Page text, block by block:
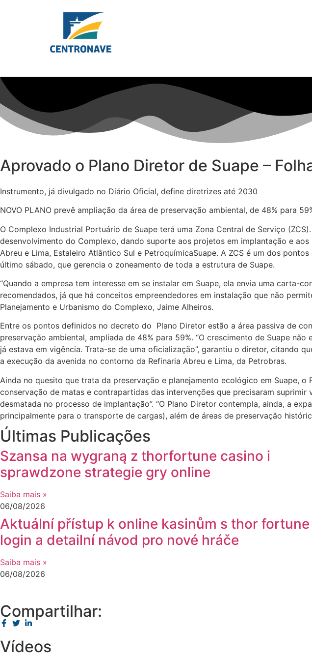
Aprovado o Plano Diretor de Suape –
Instrumento, já divulgado no Diário Oficial, define diretrizes até 2030
NOVO PLANO prevê ampliação da área de preservação ambiental, de 48% para
O Complexo Industrial Portuário de Suape terá uma Zona Central de Serviço
desenvolvimento do Complexo, dando suporte aos projetos em implantação e
Abreu e Lima, Estaleiro Atlântico Sul e PetroquímicaSuape. A ZCS é um dos
último sábado, que gerencia o zoneamento de toda a estrutura de Suape.
“Quando a empresa tem interesse em se instalar em Suape, ela envia uma carta-
recomendados, já que há conceitos empreendedores em instalação que não
Planejamento e Urbanismo do Complexo, Jaime Alheiros.
Entre os pontos definidos no decreto do Plano Diretor estão a área passiva de
preservação ambiental, ampliada de 48% para 59%. “O crescimento de Suape
já estava em vigência. Trata-se de uma oficialização”, garantiu o diretor, citando
a execução da avenida no contorno da Refinaria Abreu e Lima, da Petrobras.
Ainda no quesito que trata da preservação e planejamento ecológico em Suape,
conservação de matas e contrapartidas das intervenções que precisaram
desmatada no processo de implantação”. “O Plano Diretor contempla, ainda, a
principalmente para o transporte de cargas), além de áreas de preservação
Últimas Publicações
Szansa na wygraną z thorfortune casino i
sprawdzone strategie gry online
Saiba mais »
06/08/2026
Aktuální přístup k online kasinům s thor fortune
login a detailní návod pro nové hráče
Saiba mais »
06/08/2026
Compartilhar:
Vídeos